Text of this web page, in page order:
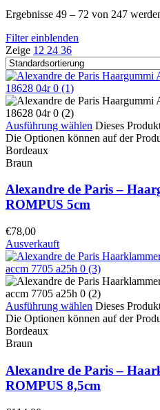
Ergebnisse 49 – 72 von 247
Filter einblenden
Zeige 12 24 36
Ausführung wählen Dieses
Die Optionen können auf der
Bordeaux
Braun
Alexandre de Paris –
ROMPUS 5cm
€78,00
Ausverkauft
Ausführung wählen Dieses
Die Optionen können auf der
Bordeaux
Braun
Alexandre de Paris –
ROMPUS 8,5cm